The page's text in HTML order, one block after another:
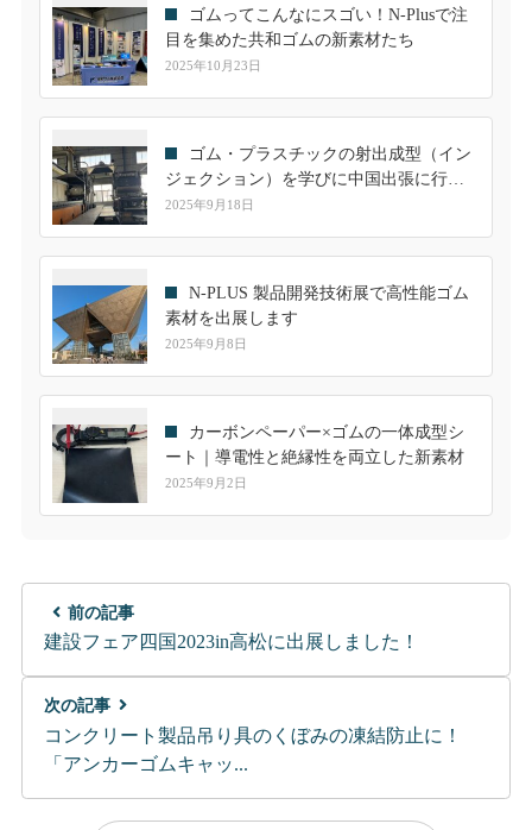
ゴムってこんなにスゴい！N-Plusで注
目を集めた共和ゴムの新素材たち
2025年10月23日
ゴム・プラスチックの射出成型（イン
ジェクション）を学びに中国出張に行っ
てきました！
2025年9月18日
N-PLUS 製品開発技術展で高性能ゴム
素材を出展します
2025年9月8日
カーボンペーパー×ゴムの一体成型シ
ート｜導電性と絶縁性を両立した新素材
2025年9月2日
前の記事
建設フェア四国2023in高松に出展しました！
次の記事
コンクリート製品吊り具のくぼみの凍結防止に！
「アンカーゴムキャッ...